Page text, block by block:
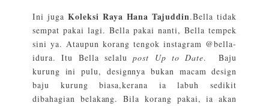
Ini juga Koleksi Raya Hana Tajuddin.Bella tidak
sempat pakai lagi. Bella pakai nanti, Bella tempek
sini ya. Ataupun korang tengok instagram @bella-
idura. Itu Bella selalupost Up to Date. Baju
kurung ini pulu, designnya bukan macam design
baju kurung biasa,kerana ia labuh sedikit
dibahagian belakang. Bila korang pakai, ia akan